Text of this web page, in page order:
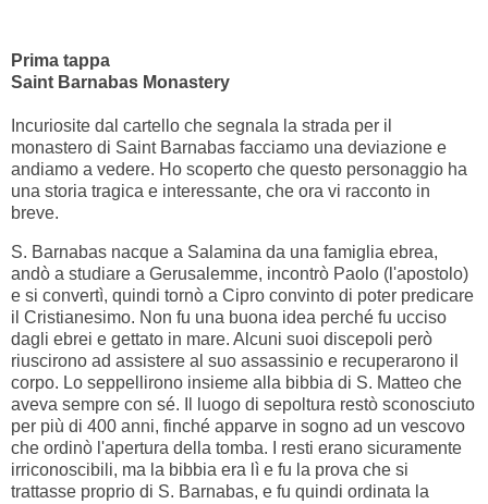
Prima tappa
Saint Barnabas Monastery
Incuriosite dal cartello che segnala la strada per il
monastero di Saint Barnabas facciamo una deviazione e
andiamo a vedere. Ho scoperto che questo personaggio ha
una storia tragica e interessante, che ora vi racconto in
breve.
S. Barnabas nacque a Salamina da una famiglia ebrea,
andò a studiare a Gerusalemme, incontrò Paolo (l'apostolo)
e si convertì, quindi tornò a Cipro convinto di poter predicare
il Cristianesimo. Non fu una buona idea perché fu ucciso
dagli ebrei e gettato in mare. Alcuni suoi discepoli però
riuscirono ad assistere al suo assassinio e recuperarono il
corpo. Lo seppellirono insieme alla bibbia di S. Matteo che
aveva sempre con sé. Il luogo di sepoltura restò sconosciuto
per più di 400 anni, finché apparve in sogno ad un vescovo
che ordinò l'apertura della tomba. I resti erano sicuramente
irriconoscibili, ma la bibbia era lì e fu la prova che si
trattasse proprio di S. Barnabas, e fu quindi ordinata la